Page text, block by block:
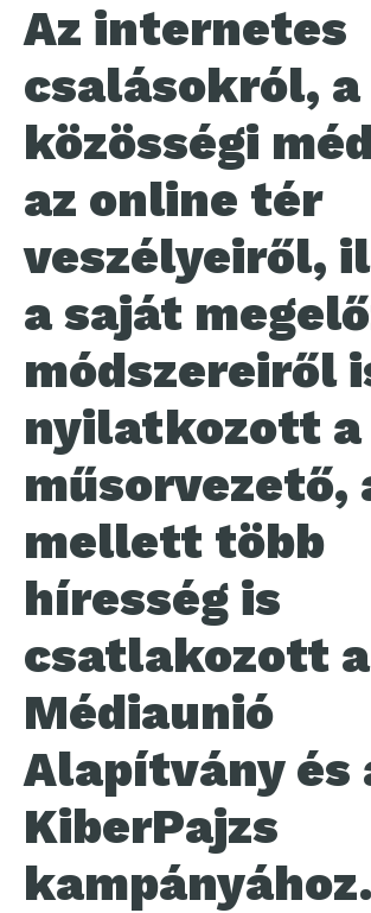
Az internetes
csalásokról, a
közösségi
az online tér
veszélyeiről,
a saját
módszereiről
nyilatkozott a
műsorvezető,
mellett több
híresség is
csatlakozott a
Médiaunió
Alapítvány és
KiberPajzs
kampányához.